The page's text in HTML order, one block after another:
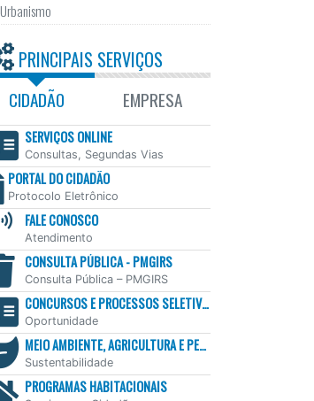
Urbanismo
PRINCIPAIS SERVIÇOS
CIDADÃO EMPRESA
SERVIÇOS ONLINE
Consultas, Segundas Vias
PORTAL DO CIDADÃO
Protocolo Eletrônico
FALE CONOSCO
Atendimento
CONSULTA PÚBLICA - PMGIRS
Consulta Pública – PMGIRS
CONCURSOS E PROCESSOS SELETIVOS
Oportunidade
MEIO AMBIENTE, AGRICULTURA E PESCA
Sustentabilidade
PROGRAMAS HABITACIONAIS